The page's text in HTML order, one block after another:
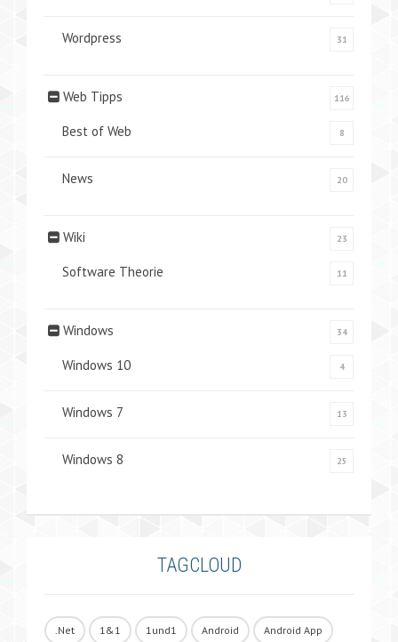
Wordpress 31
Web Tipps 116
Best of Web 8
News 20
Wiki 23
Software Theorie 11
Windows 34
Windows 10 4
Windows 7 13
Windows 8 25
TAGCLOUD
.Net 1&1 1und1 Android Android App